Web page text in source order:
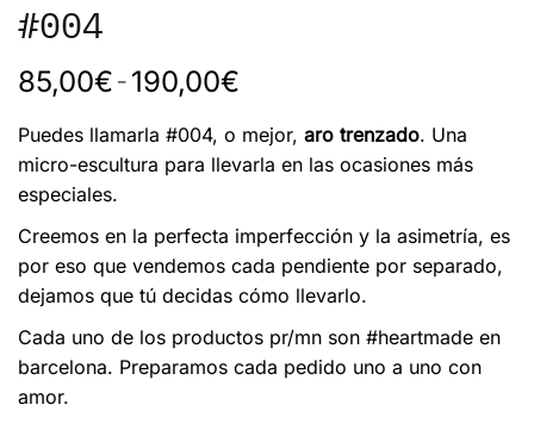
#004
85,00€ – 190,00€
Puedes llamarla #004, o mejor,aro trenzado. Una
micro-escultura para llevarla en las ocasiones más
especiales.
Creemos en la perfecta imperfección y la asimetría, es
por eso que vendemos cada pendiente por separado,
dejamos que tú decidas cómo llevarlo.
Cada uno de los productos pr/mn son #heartmade en
barcelona. Preparamos cada pedido uno a uno con
amor.